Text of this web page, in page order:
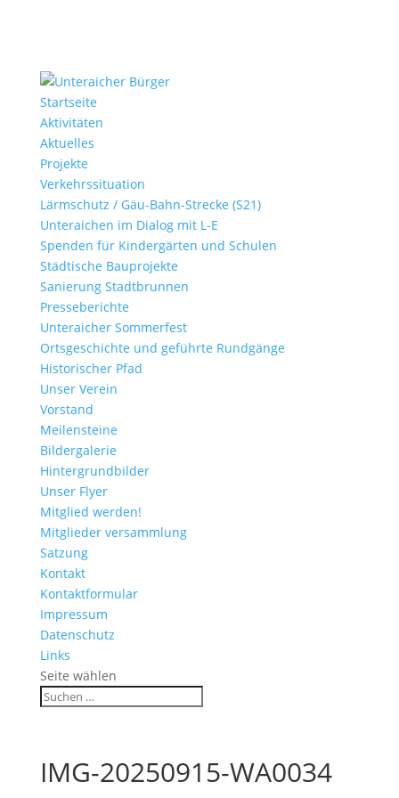
Startseite
Aktivitäten
Aktuelles
Projekte
Verkehrssituation
Lärmschutz / Gäu-Bahn-Strecke (S21)
Unteraichen im Dialog mit L-E
Spenden für Kindergärten und Schulen
Städtische Bauprojekte
Sanierung Stadtbrunnen
Presseberichte
Unteraicher Sommerfest
Ortsgeschichte und geführte Rundgänge
Historischer Pfad
Unser Verein
Vorstand
Meilensteine
Bildergalerie
Hintergrundbilder
Unser Flyer
Mitglied werden!
Mitglieder versammlung
Satzung
Kontakt
Kontaktformular
Impressum
Datenschutz
Links
Seite wählen
IMG-20250915-WA0034